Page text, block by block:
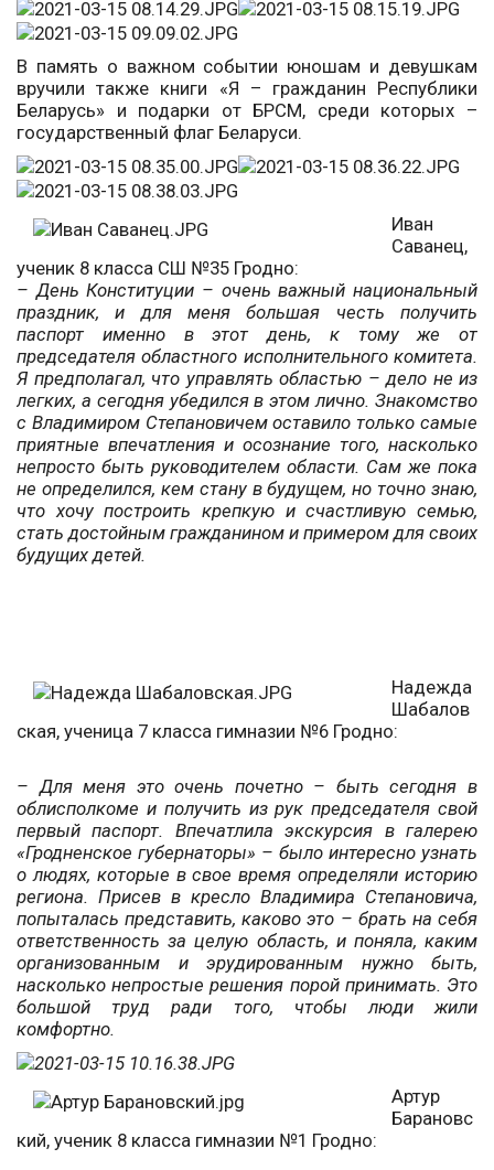
В память о важном событии юношам и девушкам
вручили также книги «Я – гражданин Республики
Беларусь» и подарки от БРСМ, среди которых –
государственный флаг Беларуси.
Иван
Саванец,
ученик 8 класса СШ №35 Гродно:
– День Конституции – очень важный национальный
праздник, и для меня большая честь получить
паспорт именно в этот день, к тому же от
председателя областного исполнительного комитета.
Я предполагал, что управлять областью – дело не из
легких, а сегодня убедился в этом лично. Знакомство
с Владимиром Степановичем оставило только самые
приятные впечатления и осознание того, насколько
непросто быть руководителем области. Сам же пока
не определился, кем стану в будущем, но точно знаю,
что хочу построить крепкую и счастливую семью,
стать достойным гражданином и примером для своих
будущих детей.
Надежда
Шабалов
ская, ученица 7 класса гимназии №6 Гродно:
– Для меня это очень почетно – быть сегодня в
облисполкоме и получить из рук председателя свой
первый паспорт. Впечатлила экскурсия в галерею
«Гродненское губернаторы» – было интересно узнать
о людях, которые в свое время определяли историю
региона. Присев в кресло Владимира Степановича,
попыталась представить, каково это – брать на себя
ответственность за целую область, и поняла, каким
организованным и эрудированным нужно быть,
насколько непростые решения порой принимать. Это
большой труд ради того, чтобы люди жили
комфортно.
Артур
Барановс
кий, ученик 8 класса гимназии №1 Гродно: